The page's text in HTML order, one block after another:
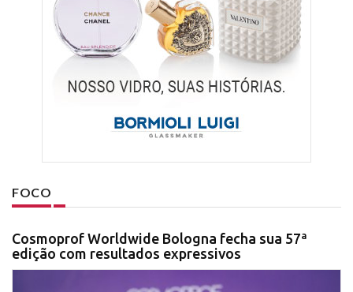
FOCO
Cosmoprof Worldwide Bologna fecha sua 57ª
edição com resultados expressivos